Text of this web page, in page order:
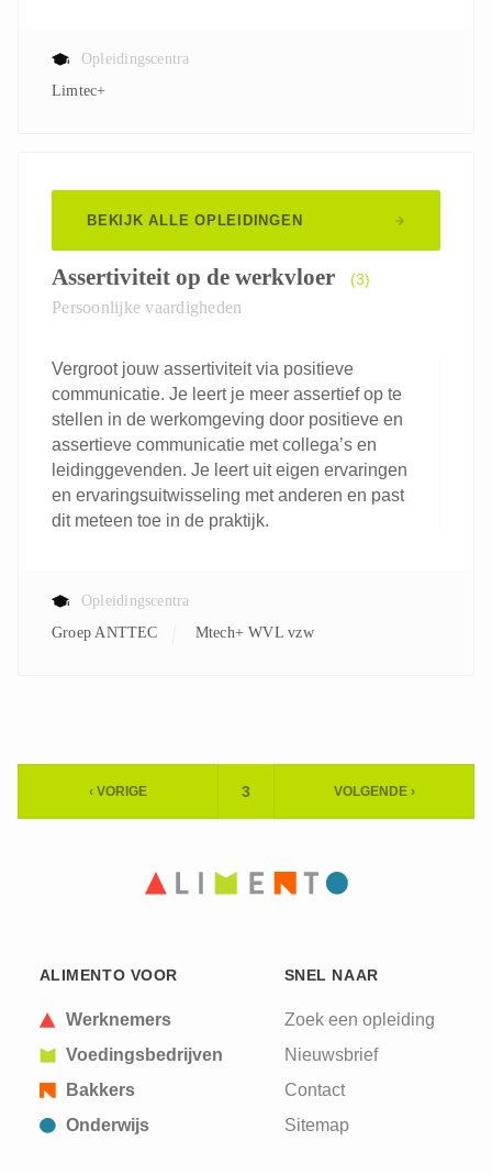
Opleidingscentra
Limtec+
BEKIJK ALLE OPLEIDINGEN
Assertiviteit op de werkvloer (3)
Persoonlijke vaardigheden
Vergroot jouw assertiviteit via positieve
communicatie. Je leert je meer assertief op te
stellen in de werkomgeving door positieve en
assertieve communicatie met collega’s en
leidinggevenden. Je leert uit eigen ervaringen
en ervaringsuitwisseling met anderen en past
dit meteen toe in de praktijk.
Opleidingscentra
Groep ANTTEC
Mtech+ WVL vzw
‹ VORIGE
HUIDIGE
3 VOLGENDE ›
ALIMENTO VOOR
Werknemers
Voedingsbedrijven
Bakkers
Onderwijs
SNEL NAAR
Zoek een opleiding
Nieuwsbrief
Contact
Sitemap